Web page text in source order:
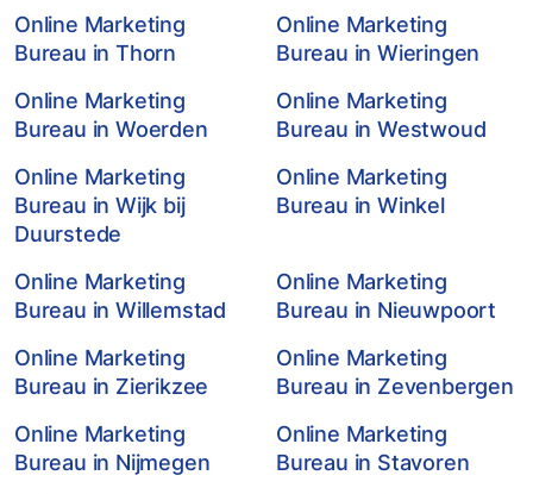
Online Marketing
Bureau in Thorn
Online Marketing
Bureau in Wieringen
Online Marketing
Bureau in Woerden
Online Marketing
Bureau in Westwoud
Online Marketing
Bureau in Wijk bij
Duurstede
Online Marketing
Bureau in Winkel
Online Marketing
Bureau in Willemstad
Online Marketing
Bureau in Nieuwpoort
Online Marketing
Bureau in Zierikzee
Online Marketing
Bureau in Zevenbergen
Online Marketing
Bureau in Nijmegen
Online Marketing
Bureau in Stavoren